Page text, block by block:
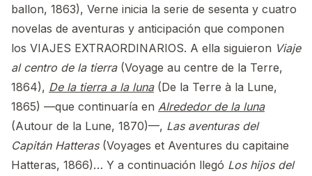
ballon, 1863), Verne inicia la serie de sesenta y cuatro
novelas de aventuras y anticipación que componen
los VIAJES EXTRAORDINARIOS. A ella siguieron Viaje
al centro de la tierra(Voyage au centre de la Terre,
1864), De la tierra a la luna (De la Terre à la Lune,
1865) —que continuaría en Alrededor de la luna
(Autour de la Lune, 1870)—, Las aventuras del
Capitán Hatteras(Voyages et Aventures du capitaine
Hatteras, 1866)… Y a continuación llegó Los hijos del